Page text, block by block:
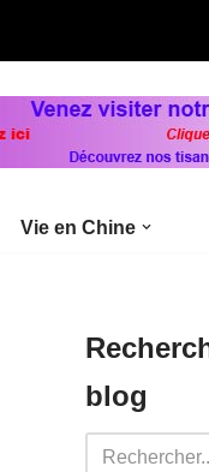
Vie en Chine
blog